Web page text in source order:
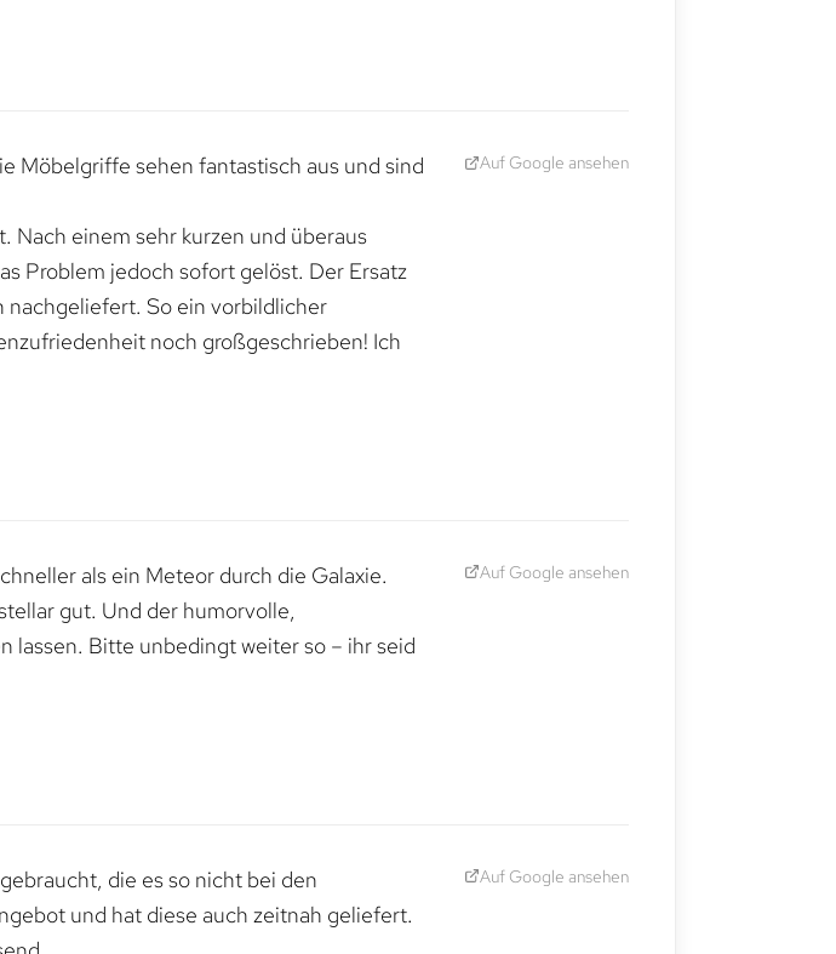
Möbelgriffe sehen fantastisch aus und sind
Nach einem sehr kurzen und überaus
Problem jedoch sofort gelöst. Der Ersatz
nachgeliefert. So ein vorbildlicher
noch großgeschrieben! Ich
Auf Google ansehen
als ein Meteor durch die Galaxie.
gut. Und der humorvolle,
lassen. Bitte unbedingt weiter so – ihr seid
Auf Google ansehen
die es so nicht bei den
und hat diese auch zeitnah geliefert.
Auf Google ansehen